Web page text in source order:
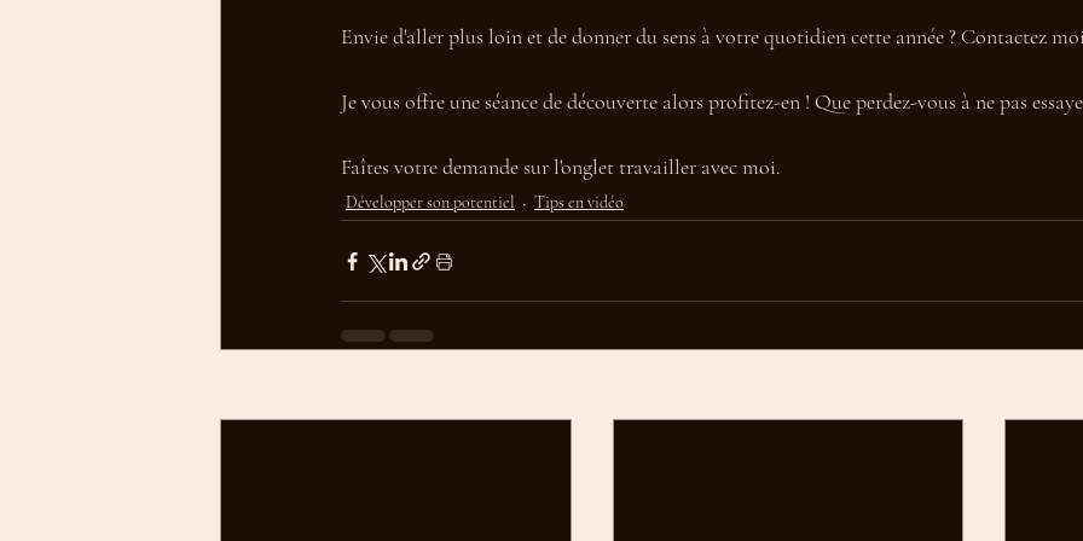
Envie d'aller plus loin et de donner du sens à votre quotidien cette année ? Contactez
Je vous offre une séance de découverte alors profitez-en ! Que perdez-vous à ne pas
Faîtes votre demande sur l'onglet travailler avec moi.
Développer son potentiel Tips en vidéo